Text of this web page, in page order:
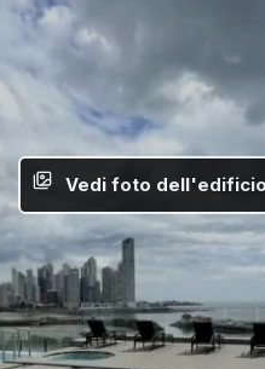
Vedi foto